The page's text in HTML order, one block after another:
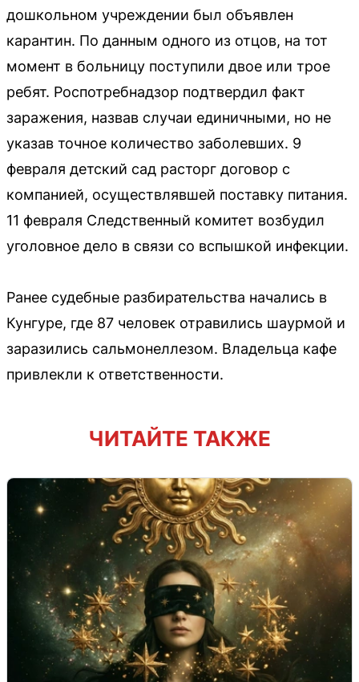
дошкольном учреждении был объявлен
карантин. По данным одного из отцов, на тот
момент в больницу поступили двое или трое
ребят. Роспотребнадзор подтвердил факт
заражения, назвав случаи единичными, но не
указав точное количество заболевших. 9
февраля детский сад расторг договор с
компанией, осуществлявшей поставку питания.
11 февраля Следственный комитет возбудил
уголовное дело в связи со вспышкой инфекции.
Ранее судебные разбирательства начались в
Кунгуре, где 87 человек отравились шаурмой и
заразились сальмонеллезом. Владельца кафе
привлекли к ответственности.
ЧИТАЙТЕ ТАКЖЕ